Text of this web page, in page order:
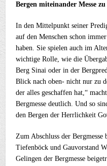
Bergen miteinander Messe
In den Mittelpunkt seiner
auf den Menschen schon
haben. Sie spielen auch im
wichtige Rolle, wie die
Berg Sinai oder in der
Blick nach oben- nicht nur zu
der alles geschaffen hat,“
Bergmesse deutlich. Und so
den Bergen der Herrlichkeit
Zum Abschluss der
Tiefenböck und Gauvorstand
Gelingen der Bergmesse